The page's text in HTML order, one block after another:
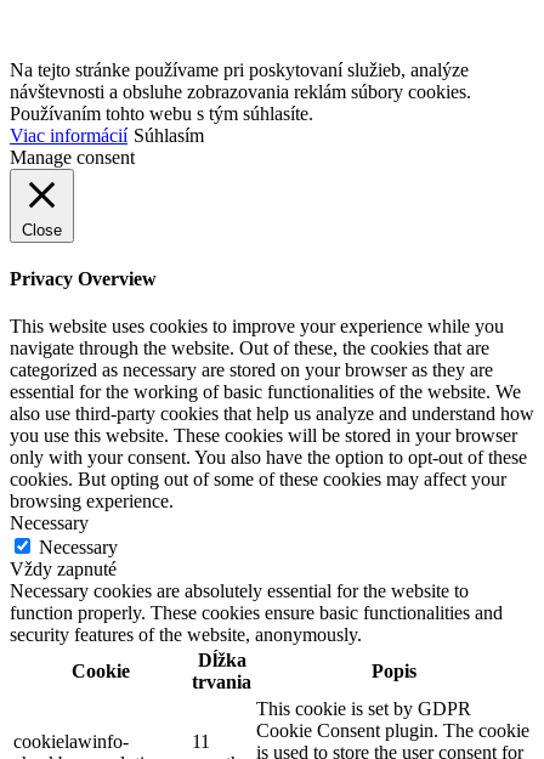
Na tejto stránke používame pri poskytovaní služieb, analýze
návštevnosti a obsluhe zobrazovania reklám súbory cookies.
Používaním tohto webu s tým súhlasíte.
Viac informácií Súhlasím
Manage consent
Close
Privacy Overview
This website uses cookies to improve your experience while you
navigate through the website. Out of these, the cookies that are
categorized as necessary are stored on your browser as they are
essential for the working of basic functionalities of the website. We
also use third-party cookies that help us analyze and understand how
you use this website. These cookies will be stored in your browser
only with your consent. You also have the option to opt-out of these
cookies. But opting out of some of these cookies may affect your
browsing experience.
Necessary
Necessary
Vždy zapnuté
Necessary cookies are absolutely essential for the website to
function properly. These cookies ensure basic functionalities and
security features of the website, anonymously.
Cookie
Dĺžka
trvania
Popis
cookielawinfo-
11
This cookie is set by GDPR
Cookie Consent plugin. The cookie
is used to store the user consent for